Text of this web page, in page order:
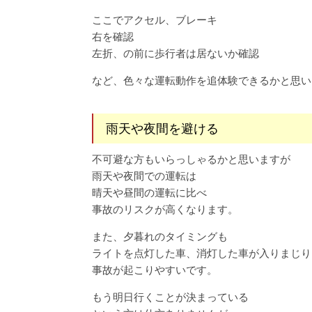
ここでアクセル、ブレーキ
右を確認
左折、の前に歩行者は居ないか確認
など、色々な運転動作を追体験できるかと思
雨天や夜間を避ける
不可避な方もいらっしゃるかと思いますが
雨天や夜間での運転は
晴天や昼間の運転に比べ
事故のリスクが高くなります。
また、夕暮れのタイミングも
ライトを点灯した車、消灯した車が入りまじり
事故が起こりやすいです。
もう明日行くことが決まっている